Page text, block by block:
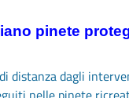
pinete
distanza dagli